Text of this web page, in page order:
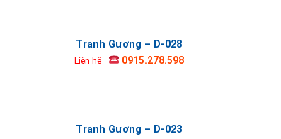
Tranh Gương – D-028
Liên hệ 0915.278.598
Tranh Gương – D-023